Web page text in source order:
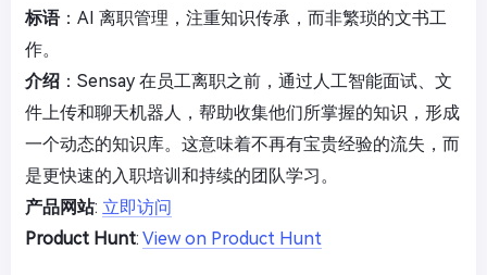
标语：AI 离职管理，注重知识传承，而非繁琐的文书工
作。
介绍 ：Sensay 在员工离职之前，通过人工智能面试、文
件上传和聊天机器人，帮助收集他们所掌握的知识，形成
一个动态的知识库。这意味着不再有宝贵经验的流失，而
是更快速的入职培训和持续的团队学习。
产品网站: 立即访问
Product Hunt: View on Product Hunt